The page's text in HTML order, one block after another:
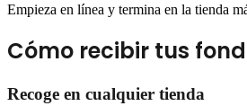
Empieza en línea y termina en la tienda
Cómo recibir tus
Recoge en cualquier tienda